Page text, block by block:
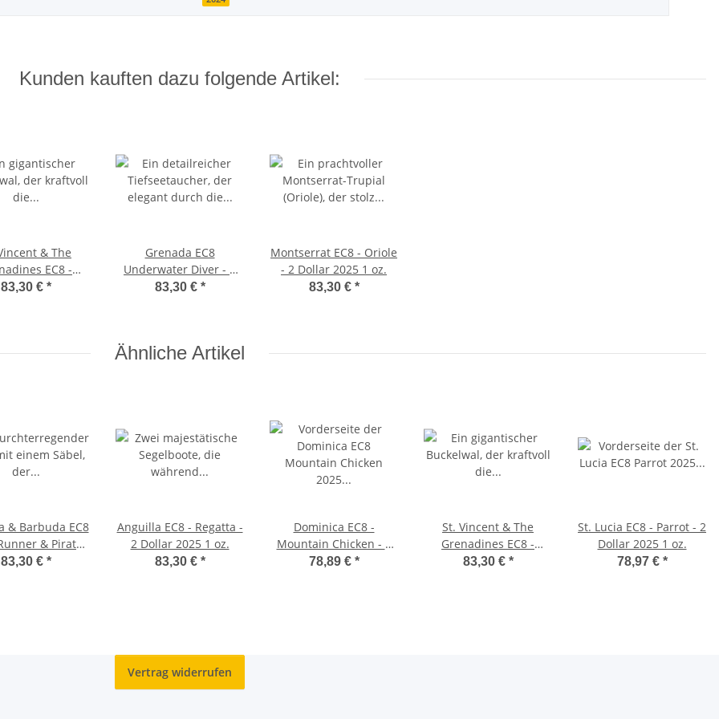
Kunden kauften dazu folgende Artikel:
& The
EC8 -
Whale - 2
83,30 € *
Grenada EC8
Underwater Diver - 2
Dollar 2025 - 1 oz.
83,30 € *
Montserrat EC8 - Oriole
- 2 Dollar 2025 1 oz.
83,30 € *
Ähnliche Artikel
& Barbuda EC8
& Pirate -
2025 - 1 oz.
83,30 € *
Anguilla EC8 - Regatta -
2 Dollar 2025 1 oz.
83,30 € *
Dominica EC8 -
Mountain Chicken - 2
Dollar 2025 1 oz.
78,89 € *
St. Vincent & The
Grenadines EC8 -
Humpback Whale - 2
83,30 € *
St. Lucia EC8 - Parrot - 2
Dollar 2025 1 oz.
78,97 € *
Vertrag widerrufen